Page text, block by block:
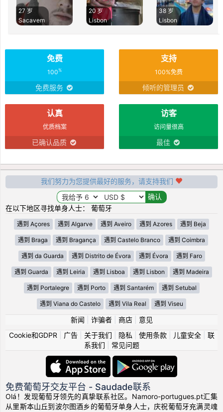
27 岁
Sacavem
20 岁
Lisbon
38 岁
Lisbon
免费
100%
免费服务
支持
100%免费
倾听的管理员
认真
优质档案
已确认品质
访客
访问量很高
最佳
我们努力为您提供最好的服务，请支持我们
在以下地区寻找单身人士： 葡萄牙
遇到 Açores 遇到 Algarve 遇到 Aveiro 遇到 Azores 遇到 Beja
遇到 Braga 遇到 Bragança 遇到 Castelo Branco 遇到 Coimbra
遇到 da Guarda 遇到 Distrito de Évora 遇到 Évora 遇到 Faro
遇到 Guarda 遇到 Leiria 遇到 Lisboa 遇到 Lisbon 遇到 Madeira
遇到 Portalegre 遇到 Porto 遇到 Santarém 遇到 Setubal
遇到 Viana do Castelo 遇到 Vila Real 遇到 Viseu
新闻 诈骗者| 商店| 意见
Cookie和GDPR
广告| 关于我们 隐私 使用条款| 儿童安全| 联
系我们
常见问题
免费葡萄牙交友平台 - Saudade联系
Olá！发现葡萄牙领先的真挚联系社区。Namoro-portugues.pt汇集
从里斯本山丘到波尔图酒乡的葡萄牙单身人士，庆祝葡萄牙充满灵魂